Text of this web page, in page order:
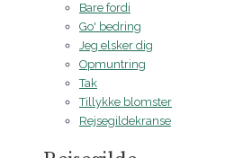
Bare fordi
Go' bedring
Jeg elsker dig
Opmuntring
Tak
Tillykke blomster
Rejsegildekranse